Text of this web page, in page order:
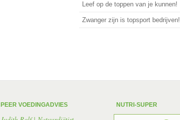
Leef op de toppen van je kunnen!
Zwanger zijn is topsport bedrijven!
PEER VOEDINGADVIES NUTRI-SUPER